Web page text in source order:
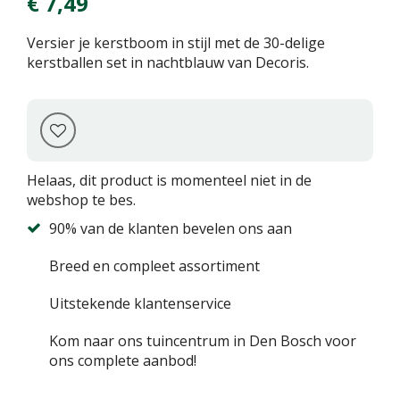
Versier je kerstboom in stijl met de 30-delige
kerstballen set in nachtblauw van Decoris.
Helaas, dit product is momenteel niet in de
webshop te bes.
90% van de klanten bevelen ons aan
Breed en compleet assortiment
Uitstekende klantenservice
Kom naar ons tuincentrum in Den Bosch voor
ons complete aanbod!